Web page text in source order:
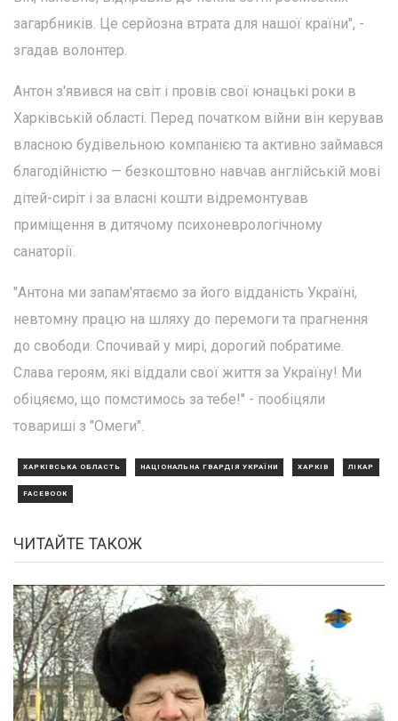
загарбників. Це серйозна втрата для нашої країни", -
згадав волонтер.
Антон з'явився на світ і провів свої юнацькі роки в
Харківській області. Перед початком війни він керував
власною будівельною компанією та активно займався
благодійністю — безкоштовно навчав англійській мові
дітей-сиріт і за власні кошти відремонтував
приміщення в дитячому психоневрологічному
санаторії.
"Антона ми запам'ятаємо за його відданість Україні,
невтомну працю на шляху до перемоги та прагнення
до свободи. Спочивай у мирі, дорогий побратиме.
Слава героям, які віддали свої життя за Україну! Ми
обіцяємо, що помстимось за тебе!" - пообіцяли
товариші з "Омеги".
ХАРКІВСЬКА ОБЛАСТЬ НАЦІОНАЛЬНА ГВАРДІЯ УКРАЇНИ ХАРКІВ ЛІКАР
FACEBOOK
ЧИТАЙТЕ ТАКОЖ